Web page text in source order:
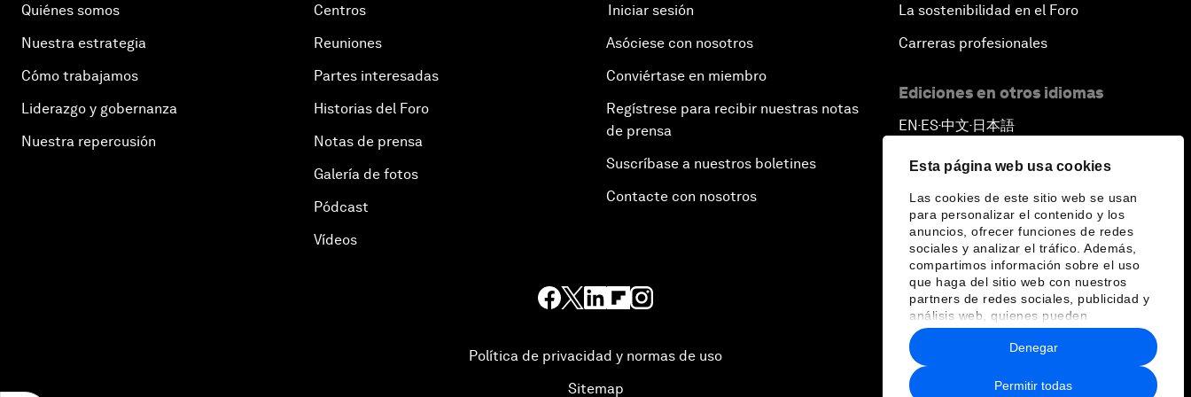
Esta página web usa cookies
Las cookies de este sitio web se usan
para personalizar el contenido y los
anuncios, ofrecer funciones de redes
sociales y analizar el tráfico. Además,
compartimos información sobre el uso
que haga del sitio web con nuestros
partners de redes sociales, publicidad y
análisis web, quienes pueden
combinarla con otra información que les
haya proporcionado o que hayan
recopilado a partir del uso que haya
hecho de sus servicios.
Permitir todas
Denegar
Quiénes somos
Nuestra estrategia
Cómo trabajamos
Liderazgo y gobernanza
Nuestra repercusión
Centros
Reuniones
Partes interesadas
Historias del Foro
Notas de prensa
Galería de fotos
Pódcast
Vídeos
Iniciar sesión
Asóciese con nosotros
Conviértase en miembro
Regístrese para recibir nuestras notas
de prensa
Suscríbase a nuestros boletines
Contacte con nosotros
La sostenibilidad en el Foro
Carreras profesionales
Ediciones en otros idiomas
EN ▪ES▪中文▪ 日本語
Política de privacidad y normas de uso
Sitemap